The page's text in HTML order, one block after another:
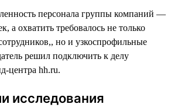
персонала группы компаний —
а охватить требовалось не только
но и узкоспрофильные
решил подключить к делу
центра hh.ru.
исследования